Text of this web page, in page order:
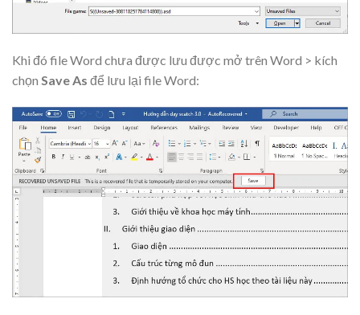
Khi đó file Word chưa được lưu được mở trên Word > kích
chọn Save As để lưu lại file Word: